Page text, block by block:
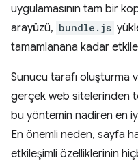
uygulamasının tam bir
arayüzü, bundle.js
tamamlanana kadar
Sunucu tarafı oluşturma
gerçek web sitelerinden
bu yöntemin nadiren en
En önemli neden, sayfa
etkileşimli özelliklerinin